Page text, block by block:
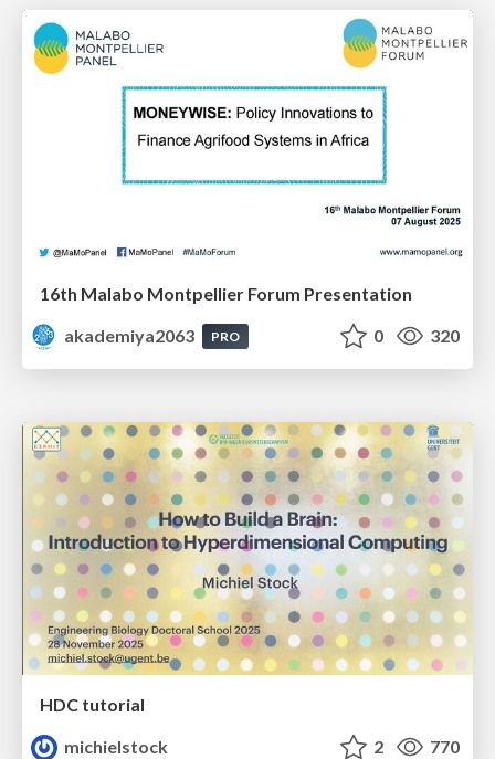
16th Malabo Montpellier Forum Presentation
akademiya2063
PRO 0 320
HDC tutorial
michielstock
2 770